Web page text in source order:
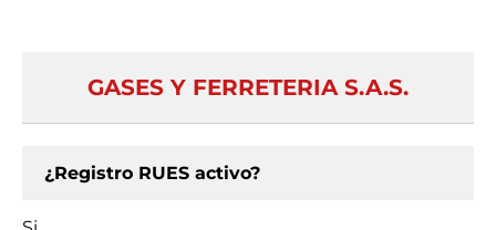
GASES Y FERRETERIA S.A.S.
¿Registro RUES activo?